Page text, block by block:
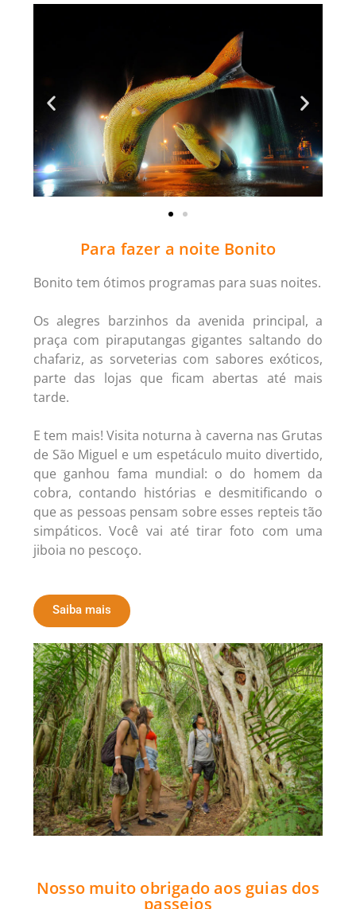
Para fazer a noite Bonito
Bonito tem ótimos programas para suas noites.
Os alegres barzinhos da avenida principal, a
praça com piraputangas gigantes saltando do
chafariz, as sorveterias com sabores exóticos,
parte das lojas que ficam abertas até mais
tarde.
E tem mais! Visita noturna à caverna nas Grutas
de São Miguel e um espetáculo muito divertido,
que ganhou fama mundial: o do homem da
cobra, contando histórias e desmitificando o
que as pessoas pensam sobre esses repteis tão
simpáticos. Você vai até tirar foto com uma
jiboia no pescoço.
Saiba mais
Nosso muito obrigado aos guias dos
passeios